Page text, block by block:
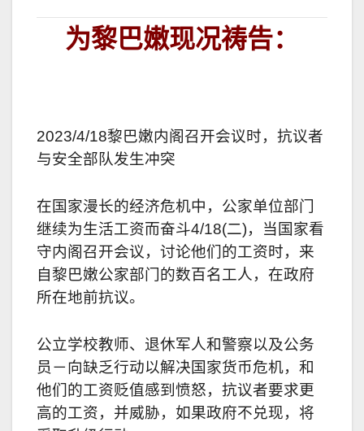
为黎巴嫩现况祷告：
2023/4/18黎巴嫩内阁召开会议时，抗议者
与安全部队发生冲突
在国家漫长的经济危机中，公家单位部门
继续为生活工资而奋斗4/18(二)，当国家看
守内阁召开会议，讨论他们的工资时，来
自黎巴嫩公家部门的数百名工人，在政府
所在地前抗议。
公立学校教师、退休军人和警察以及公务
员－向缺乏行动以解决国家货币危机，和
他们的工资贬值感到愤怒，抗议者要求更
高的工资，并威胁，如果政府不兑现，将